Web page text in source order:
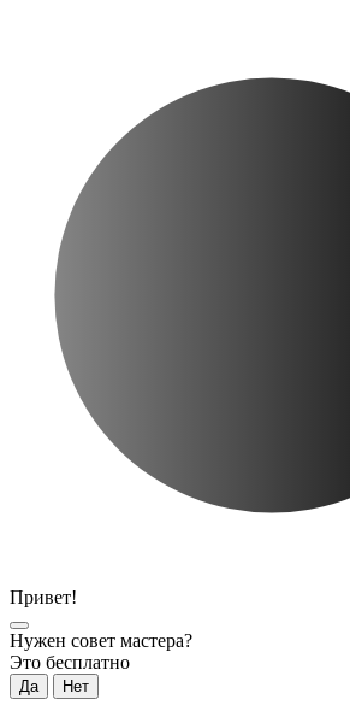
Привет!
Нужен совет мастера?
Это бесплатно
Да Нет